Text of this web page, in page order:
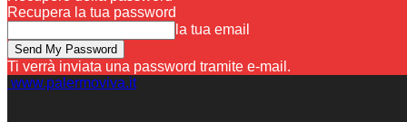
Recupera la tua password
la tua email
Ti verrà inviata una password tramite e-mail.
www.palermoviva.it